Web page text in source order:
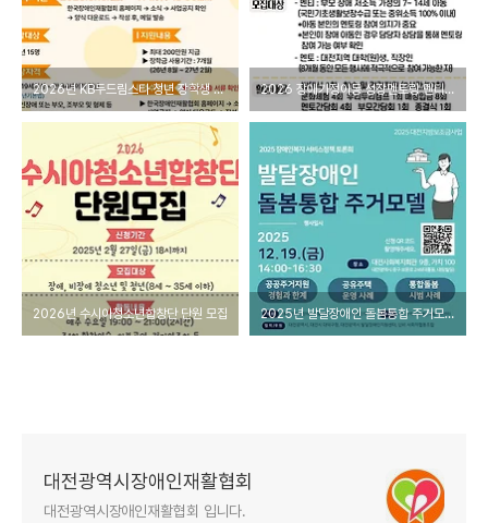
2026년 KB두드림스타 청년 장학생 신규모집 2026 장애가정아동 성장멘토링 멘티, 멘토 모집
2026년 수시아청소년합창단 단원 모집 2025년 발달장애인 돌봄통합 주거모델을 위한 토론회 개최 안내
대전광역시장애인재활협회
대전광역시장애인재활협회 입니다.